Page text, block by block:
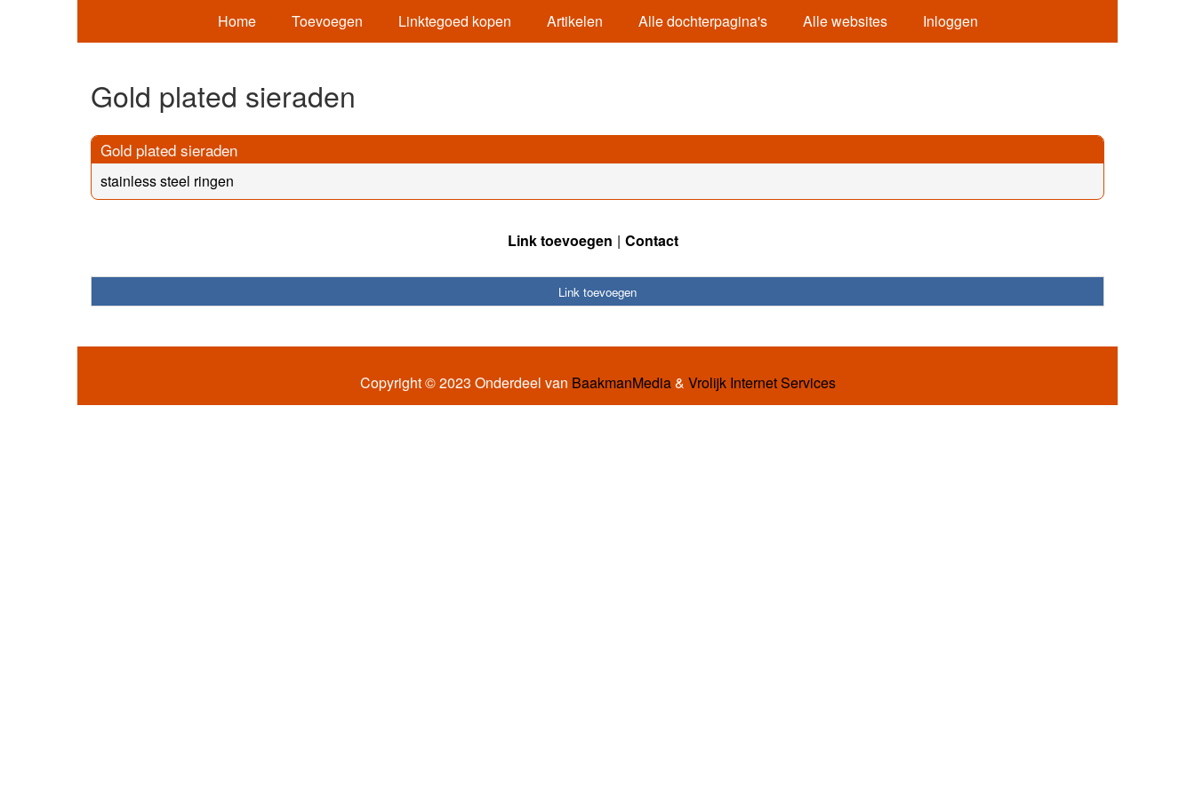
Home Toevoegen Linktegoed kopen Artikelen Alle dochterpagina's Alle websites Inloggen
Gold plated sieraden
Gold plated sieraden
stainless steel ringen
Link toevoegen Contact
Link toevoegen
Copyright © 2023 Onderdeel van BaakmanMedia& Vrolijk Internet Services